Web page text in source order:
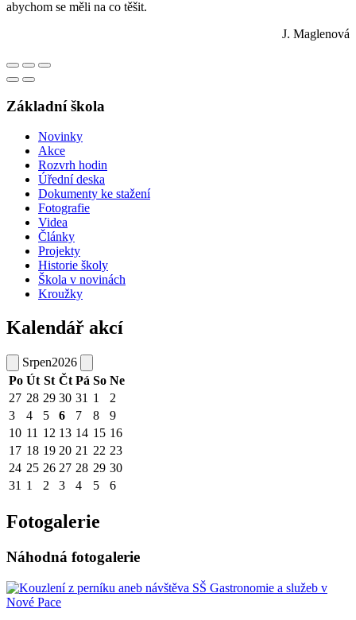
abychom se měli na co těšit.
J. Maglenová
Základní škola
Novinky
Akce
Rozvrh hodin
Úřední deska
Dokumenty ke stažení
Fotografie
Videa
Články
Projekty
Historie školy
Škola v novinách
Kroužky
Kalendář akcí
Srpen2026
Po Út St Čt Pá So Ne
27 28 29 30 31 1
2
3
4 5 6 7 8
9
10 11 12 13 14 15 16
17 18 19 20 21 22 23
24 25 26 27 28 29 30
31 1 2 3 4 5 6
Fotogalerie
Náhodná fotogalerie